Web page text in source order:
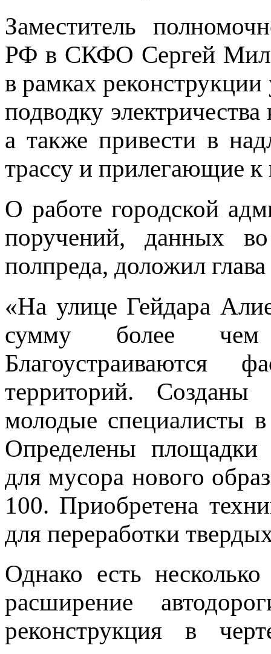
Заместитель
РФ в СКФО Сергей
в рамках
подводку
а также привести в
трассу и прилегающие
О работе городской
поручений, данных
полпреда, доложил
«На улице Гейдара
сумму более
Благоустраиваются
территорий.
молодые специалисты в
Определены площадки
для мусора нового
100. Приобретена
для переработки
Однако есть
расширение
реконструкция в